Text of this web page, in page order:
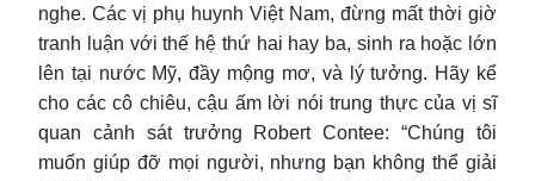
nghe. Các vị phụ huynh Việt Nam, đừng mất thời giờ
tranh luận với thế hệ thứ hai hay ba, sinh ra hoặc lớn
lên tại nước Mỹ, đầy mộng mơ, và lý tưởng. Hãy kể
cho các cô chiêu, cậu ấm lời nói trung thực của vị sĩ
quan cảnh sát trưởng Robert Contee: “Chúng tôi
muốn giúp đỡ mọi người, nhưng bạn không thể giải